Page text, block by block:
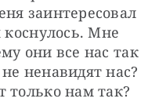
заинтересовал
коснулось. Мне
они все нас так
ненавидят нас?
только нам так?